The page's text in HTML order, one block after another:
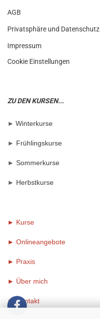
AGB
Privatsphäre und Datenschutz
Impressum
Cookie Einstellungen
ZU DEN KURSEN...
► Winterkurse
► Frühlingskurse
► Sommerkurse
► Herbstkurse
► Kurse
► Onlineangebote
► Praxis
► Über mich
►Kontakt